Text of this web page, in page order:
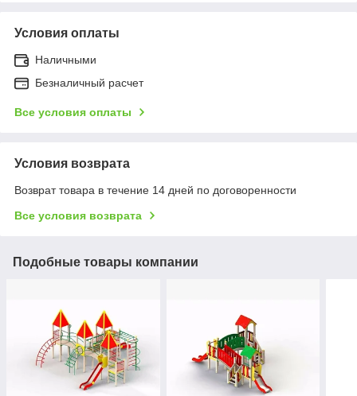
Условия оплаты
Наличными
Безналичный расчет
Все условия оплаты
Условия возврата
Возврат товара в течение 14 дней по договоренности
Все условия возврата
Подобные товары компании